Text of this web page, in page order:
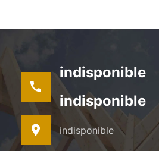
indisponible
indisponible
indisponible